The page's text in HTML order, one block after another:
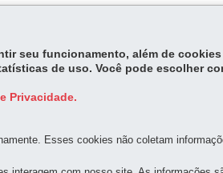
seu funcionamento, além de
de uso. Você pode escolher
Privacidade.
Esses cookies não coletam